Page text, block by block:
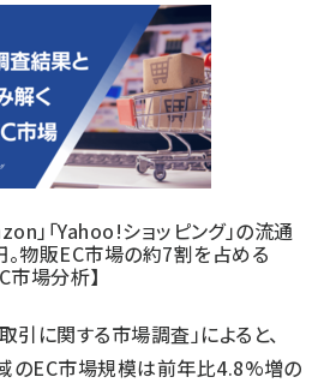
」「Yahoo!ショッピング」の流通
物販EC市場の約7割を占める
場分析】
引に関する市場調査」によると、
のEC市場規模は前年比4.8%増の